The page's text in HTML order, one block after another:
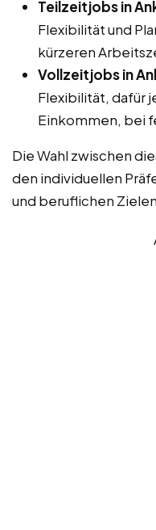
Teilzeitjobs in
Flexibilität und
kürzeren
Vollzeitjobs in
Flexibilität, dafür
Einkommen, bei
Die Wahl zwischen
den individuellen
und beruflichen